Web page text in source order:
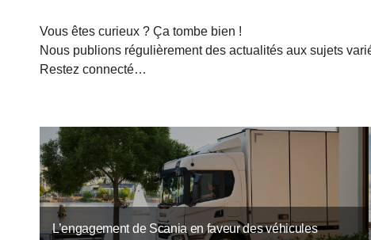
Vous êtes curieux ? Ça tombe bien !
Nous publions régulièrement des actualités aux sujets
Restez connecté…
L’engagement de Scania en faveur des véhicules